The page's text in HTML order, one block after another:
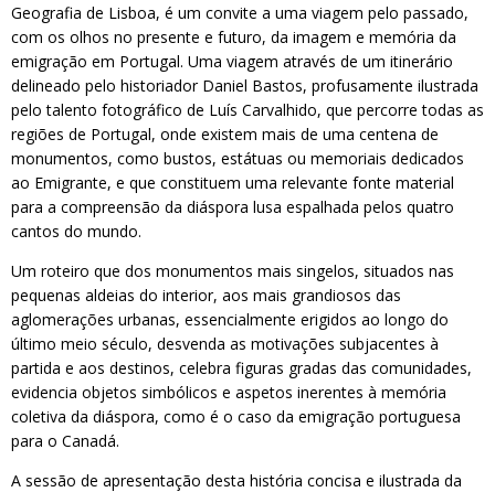
Geografia de Lisboa, é um convite a uma viagem pelo passado,
com os olhos no presente e futuro, da imagem e memória da
emigração em Portugal. Uma viagem através de um itinerário
delineado pelo historiador Daniel Bastos, profusamente ilustrada
pelo talento fotográfico de Luís Carvalhido, que percorre todas as
regiões de Portugal, onde existem mais de uma centena de
monumentos, como bustos, estátuas ou memoriais dedicados
ao Emigrante, e que constituem uma relevante fonte material
para a compreensão da diáspora lusa espalhada pelos quatro
cantos do mundo.
Um roteiro que dos monumentos mais singelos, situados nas
pequenas aldeias do interior, aos mais grandiosos das
aglomerações urbanas, essencialmente erigidos ao longo do
último meio século, desvenda as motivações subjacentes à
partida e aos destinos, celebra figuras gradas das comunidades,
evidencia objetos simbólicos e aspetos inerentes à memória
coletiva da diáspora, como é o caso da emigração portuguesa
para o Canadá.
A sessão de apresentação desta história concisa e ilustrada da